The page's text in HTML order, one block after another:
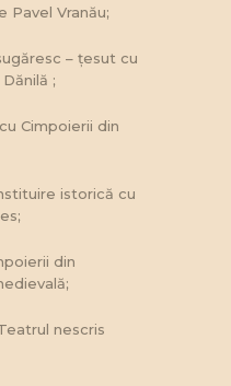
Pavel Vranău;
– țesut cu
;
Cimpoierii din
istorică cu
din
nescris